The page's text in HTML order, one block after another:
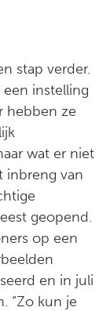
stap verder.
instelling
hebben ze
wat er niet
inbreng van
geopend.
op een
en in juli
“Zo kun je